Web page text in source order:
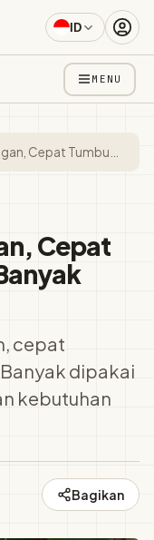
ID
MENU
Cepat
cepat
dipakai
kebutuhan
Bagikan